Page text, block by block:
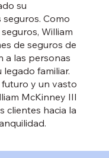
su
Como
William
de seguros de
a las personas
familiar.
y un vasto
McKinney III
clientes hacia la